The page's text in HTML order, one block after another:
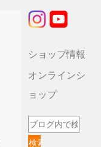
ショップ情報
オンラインシ
ョップ